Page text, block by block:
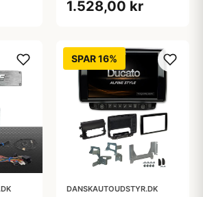
1.528,00 kr
SPAR 16%
DANSKAUTOUDSTYR.DK